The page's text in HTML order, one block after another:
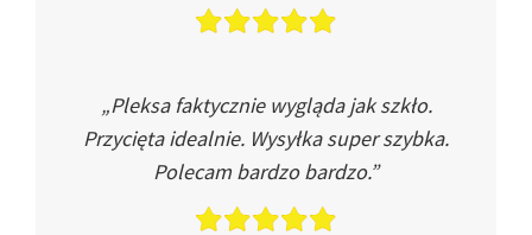
„Pleksa faktycznie wygląda jak szkło.
Przycięta idealnie. Wysyłka super szybka.
Polecam bardzo bardzo.”